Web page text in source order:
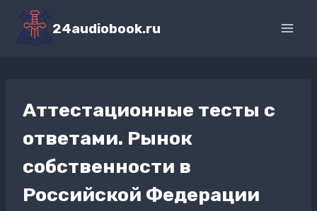
Перейти
содержимому
24audiobook.ru
Аттестационные тесты с
ответами. Рынок
собственности в
Российской Федерации